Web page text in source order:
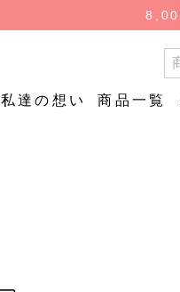
私達の想い 商品一覧